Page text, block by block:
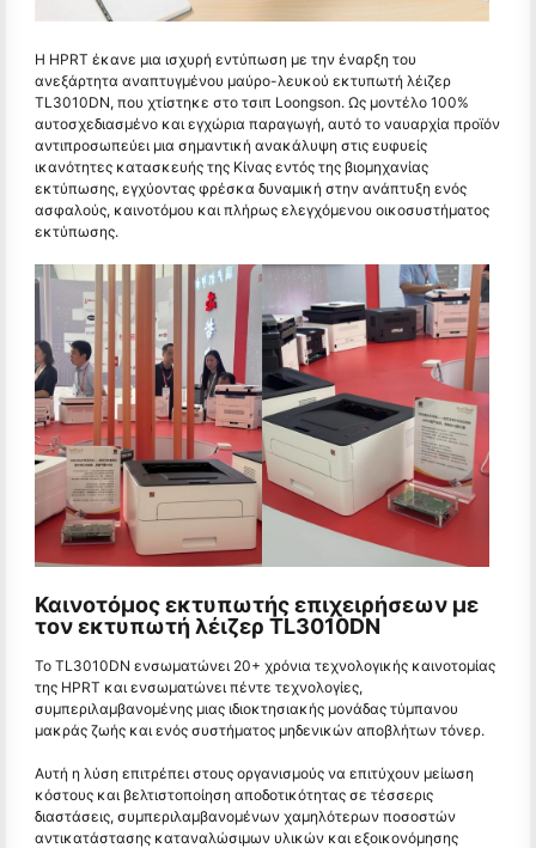
Η HPRT έκανε μια ισχυρή εντύπωση με την έναρξη του
ανεξάρτητα αναπτυγμένου μαύρο-λευκού εκτυπωτή λέιζερ
TL3010DN, που χτίστηκε στο τσιπ Loongson. Ως μοντέλο 100%
αυτοσχεδιασμένο και εγχώρια παραγωγή, αυτό το ναυαρχία προϊόν
αντιπροσωπεύει μια σημαντική ανακάλυψη στις ευφυείς
ικανότητες κατασκευής της Κίνας εντός της βιομηχανίας
εκτύπωσης, εγχύοντας φρέσκα δυναμική στην ανάπτυξη ενός
ασφαλούς, καινοτόμου και πλήρως ελεγχόμενου οικοσυστήματος
εκτύπωσης.
Καινοτόμος εκτυπωτής επιχειρήσεων με
τον εκτυπωτή λέιζερ TL3010DN
Το TL3010DN ενσωματώνει 20+ χρόνια τεχνολογικής καινοτομίας
της HPRT και ενσωματώνει πέντε τεχνολογίες,
συμπεριλαμβανομένης μιας ιδιοκτησιακής μονάδας τύμπανου
μακράς ζωής και ενός συστήματος μηδενικών αποβλήτων τόνερ.
Αυτή η λύση επιτρέπει στους οργανισμούς να επιτύχουν μείωση
κόστους και βελτιστοποίηση αποδοτικότητας σε τέσσερις
διαστάσεις, συμπεριλαμβανομένων χαμηλότερων ποσοστών
αντικατάστασης καταναλώσιμων υλικών και εξοικονόμησης